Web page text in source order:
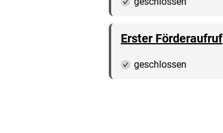
Erster Förderaufruf
geschlossen